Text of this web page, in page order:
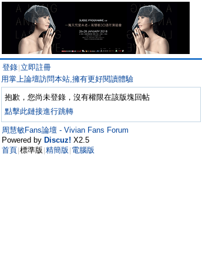
登錄 立即註冊
用掌上論壇訪問本站,擁有更好閱讀體驗
抱歉，您尚未登錄，沒有權限在該版塊回帖
點擊此鏈接進行跳轉
周慧敏Fans論壇 - Vivian Fans Forum
Powered by Discuz! X2.5
首頁 標準版 精簡版 電腦版